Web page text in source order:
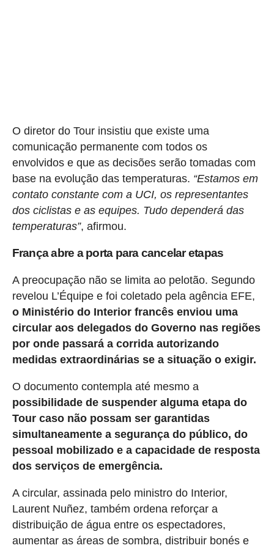
O diretor do Tour insistiu que existe uma
comunicação permanente com todos os
envolvidos e que as decisões serão tomadas com
base na evolução das temperaturas. “Estamos em
contato constante com a UCI, os representantes
dos ciclistas e as equipes. Tudo dependerá das
temperaturas”, afirmou.
França abre a porta para cancelar etapas
A preocupação não se limita ao pelotão. Segundo
revelou L’Équipe e foi coletado pela agência EFE,
o Ministério do Interior francês enviou uma
circular aos delegados do Governo nas regiões
por onde passará a corrida autorizando
medidas extraordinárias se a situação o exigir.
O documento contempla até mesmo a
possibilidade de suspender alguma etapa do
Tour caso não possam ser garantidas
simultaneamente a segurança do público, do
pessoal mobilizado e a capacidade de resposta
dos serviços de emergência.
A circular, assinada pelo ministro do Interior,
Laurent Nuñez, também ordena reforçar a
distribuição de água entre os espectadores,
aumentar as áreas de sombra, distribuir bonés e